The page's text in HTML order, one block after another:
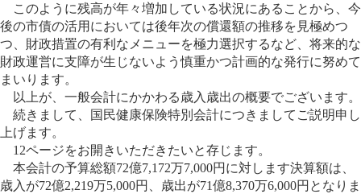
このように残高が年々増加している状況にあることから、今
後の市債の活用においては後年次の償還額の推移を見極めつ
つ、財政措置の有利なメニューを極力選択するなど、将来的な
財政運営に支障が生じないよう慎重かつ計画的な発行に努めて
まいります。
以上が、一般会計にかかわる歳入歳出の概要でございます。
続きまして、国民健康保険特別会計につきましてご説明申し
上げます。
12ページをお開きいただきたいと存じます。
本会計の予算総額72億7,172万7,000円に対します決算額は、
歳入が72億2,219万5,000円、歳出が71億8,370万6,000円となりま